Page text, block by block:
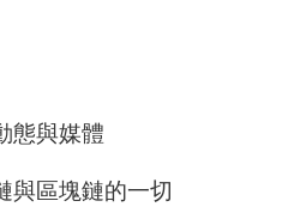
態與媒體
與區塊鏈的一切